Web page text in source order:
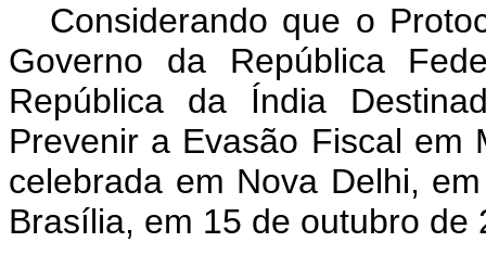
Considerando que o
Governo da República
República da Índia
Prevenir a Evasão Fiscal em
celebrada em Nova Delhi,
Brasília, em 15 de outubro de